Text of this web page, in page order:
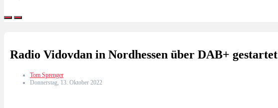
Radio Vidovdan in Nordhessen über DAB+ gestartet
Tom Sprenger
Donnerstag, 13. Oktober 2022